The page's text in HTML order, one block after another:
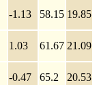
-1.13 58.15 19.85
1.03 61.67 21.09
-0.47 65.2 20.53